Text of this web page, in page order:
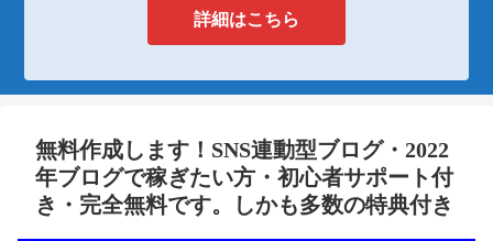
詳細はこちら
無料作成します！SNS連動型ブログ・2022
年ブログで稼ぎたい方・初心者サポート付
き・完全無料です。しかも多数の特典付き